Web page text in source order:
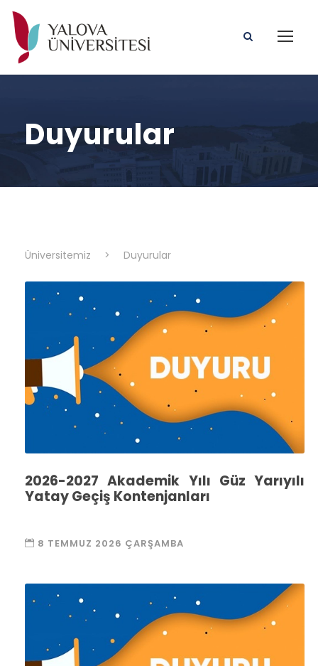
Duyurular
Üniversitemiz > Duyurular
2026-2027 Akademik Yılı Güz Yarıyılı
Yatay Geçiş Kontenjanları
8 TEMMUZ 2026 ÇARŞAMBA